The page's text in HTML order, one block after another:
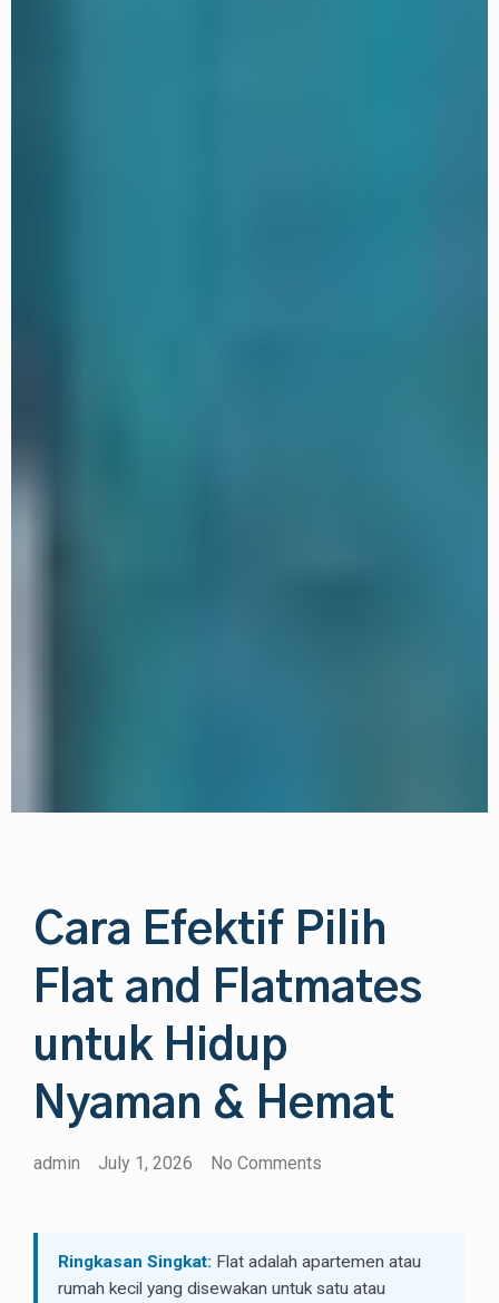
Cara Efektif Pilih
Flat and Flatmates
untuk Hidup
Nyaman & Hemat
admin July 1, 2026 No Comments
Ringkasan Singkat: Flat adalah apartemen atau
rumah kecil yang disewakan untuk satu atau